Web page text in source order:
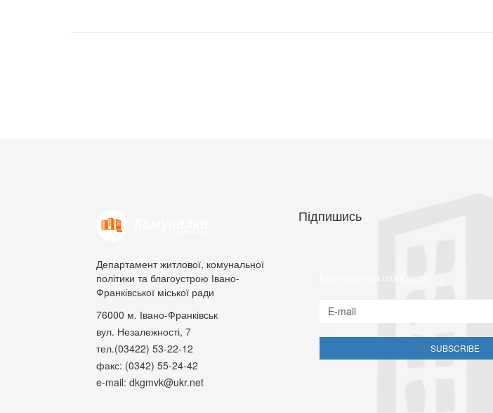
Департамент житлової, комунальної
політики та благоустрою Івано-
Франківської міської ради
76000 м. Івано-Франківськ
вул. Незалежності, 7
тел.(03422) 53-22-12
факс: (0342) 55-24-42
e-mail: dkgmvk@ukr.net
Підпишись
Будь вкурсі всіх подій міста